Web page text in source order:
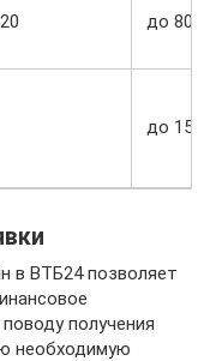
до 8000
до
в ВТБ24 позволяет
получения
необходимую